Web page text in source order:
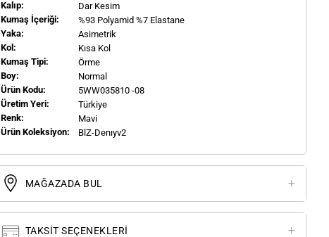
Kalıp:
Dar Kesim
Kumaş İçeriği:
%93 Polyamid %7 Elastane
Yaka:
Asimetrik
Kol:
Kısa Kol
Kumaş Tipi:
Örme
Boy:
Normal
Ürün Kodu:
5WW035810 -08
Üretim Yeri:
Türkiye
Renk:
Mavi
Ürün Koleksiyon:
BlZ-Denıyv2
MAĞAZADA BUL
TAKSIT SEÇENEKLERI